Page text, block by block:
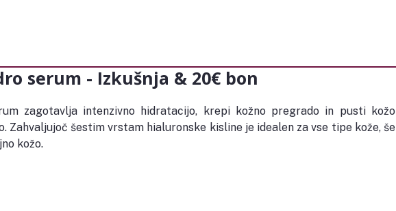
serum - Izkušnja & 20€ bon
zagotavlja intenzivno hidratacijo, krepi kožno pregrado in pusti kožo
Zahvaljujoč šestim vrstam hialuronske kisline je idealen za vse tipe kože, še
kožo.